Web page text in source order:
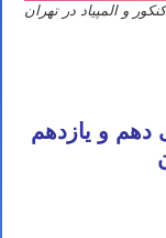
و المپیاد در تهران
و یازدهم